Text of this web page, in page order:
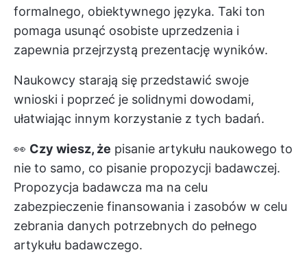
formalnego, obiektywnego języka. Taki ton
pomaga usunąć osobiste uprzedzenia i
zapewnia przejrzystą prezentację wyników.
Naukowcy starają się przedstawić swoje
wnioski i poprzeć je solidnymi dowodami,
ułatwiając innym korzystanie z tych badań.
👀 Czy wiesz, że pisanie artykułu naukowego to
nie to samo, co pisanie propozycji badawczej.
Propozycja badawcza ma na celu
zabezpieczenie finansowania i zasobów w celu
zebrania danych potrzebnych do pełnego
artykułu badawczego.